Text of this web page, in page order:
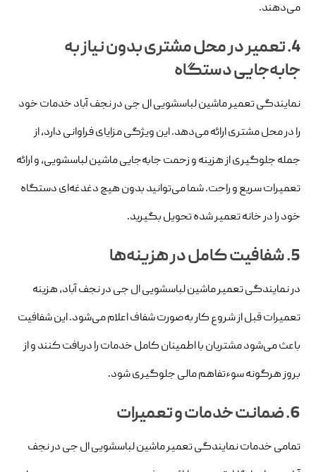
می‌دهند.
4. تعمیر در محل مشتری بدون نیاز به
جابه‌جایی دستگاه
نمایندگی تعمیر ماشین لباسشویی ال جی در نجف‌ آباد خدمات خود
را در محل مشتری ارائه می‌دهد. این ویژگی مزایای فراوانی دارد، از
جمله جلوگیری از هزینه و زحمت جابه‌جایی ماشین لباسشویی، و ارائه
تعمیرات سریع و راحت. شما می‌توانید بدون هیچ دغدغه‌ای دستگاه
خود را در خانه تعمیر شده تحویل بگیرید.
5. شفافیت کامل در هزینه‌ها
در نمایندگی تعمیر ماشین لباسشویی ال جی در نجف‌ آباد، هزینه
تعمیرات قبل از شروع کار به‌صورت شفاف اعلام می‌شود. این شفافیت
باعث می‌شود مشتریان با اطمینان کامل خدمات را دریافت کنند و از
بروز هرگونه سوءتفاهم مالی جلوگیری شود.
6. ضمانت خدمات و تعمیرات
تمامی خدمات نمایندگی تعمیر ماشین لباسشویی ال جی در نجف‌